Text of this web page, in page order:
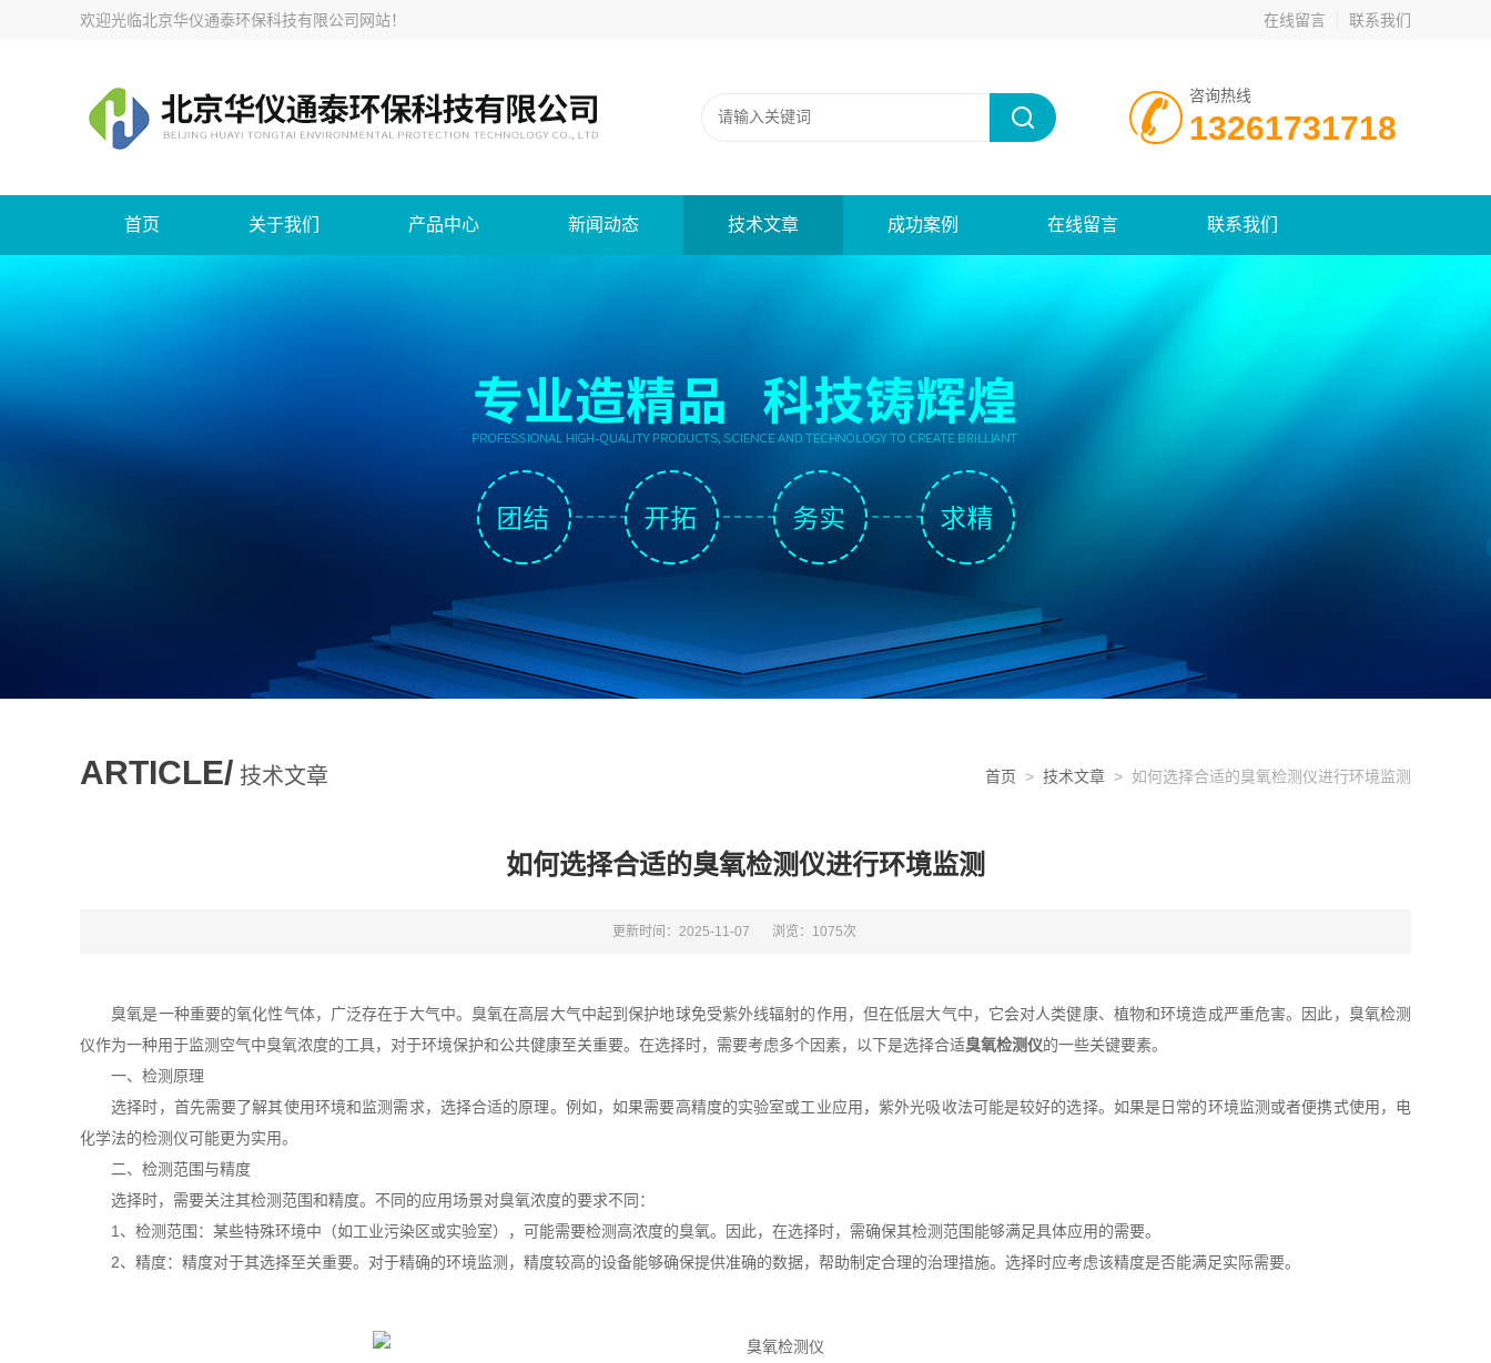
欢迎光临北京华仪通泰环保科技有限公司网站！ 在线留言 联系我们
咨询热线
13261731718
首页 关于我们 产品中心 新闻动态 技术文章 成功案例 在线留言 联系我们
ARTICLE/ 技术文章 首页 > 技术文章 > 如何选择合适的臭氧检测仪进行环境监测
如何选择合适的臭氧检测仪进行环境监测
更新时间：2025-11-07 浏览：1075次
臭氧是一种重要的氧化性气体，广泛存在于大气中。臭氧在高层大气中起到保护地球免受紫外线辐射的作用，但在低层大气中，它会对人类健康、植物和环境造成严重危害。因此，臭氧检测
仪作为一种用于监测空气中臭氧浓度的工具，对于环境保护和公共健康至关重要。在选择时，需要考虑多个因素，以下是选择合适臭氧检测仪的一些关键要素。
一、检测原理
选择时，首先需要了解其使用环境和监测需求，选择合适的原理。例如，如果需要高精度的实验室或工业应用，紫外光吸收法可能是较好的选择。如果是日常的环境监测或者便携式使用，电
化学法的检测仪可能更为实用。
二、检测范围与精度
选择时，需要关注其检测范围和精度。不同的应用场景对臭氧浓度的要求不同：
1、检测范围：某些特殊环境中（如工业污染区或实验室），可能需要检测高浓度的臭氧。因此，在选择时，需确保其检测范围能够满足具体应用的需要。
2、精度：精度对于其选择至关重要。对于精确的环境监测，精度较高的设备能够确保提供准确的数据，帮助制定合理的治理措施。选择时应考虑该精度是否能满足实际需要。